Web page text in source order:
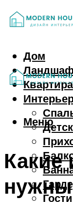
Дом
Квартира
Меню
Какие